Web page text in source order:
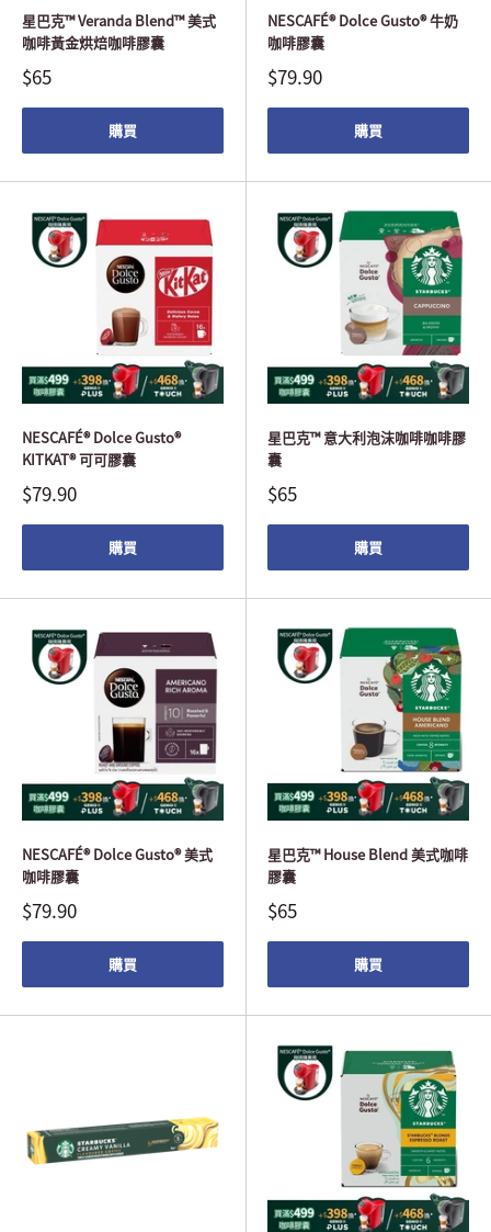
星巴克™ Veranda Blend™ 美式
咖啡黃金烘焙咖啡膠囊
$65
購買
NESCAFÉ® Dolce Gusto® 牛奶
咖啡膠囊
$79.90
購買
NESCAFÉ® Dolce Gusto®
KITKAT® 可可膠囊
$79.90
購買
星巴克™ 意大利泡沫咖啡咖啡膠
囊
$65
購買
NESCAFÉ® Dolce Gusto® 美式
咖啡膠囊
$79.90
購買
星巴克™ House Blend 美式咖啡
膠囊
$65
購買